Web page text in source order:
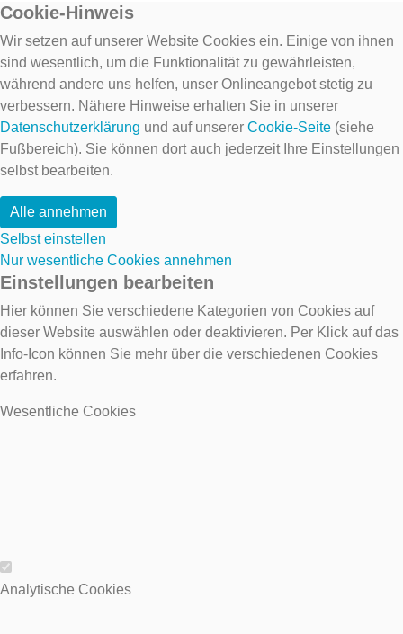
Cookie-Hinweis
Wir setzen auf unserer Website Cookies ein. Einige von ihnen
sind wesentlich, um die Funktionalität zu gewährleisten,
während andere uns helfen, unser Onlineangebot stetig zu
verbessern. Nähere Hinweise erhalten Sie in unserer
Datenschutzerklärung und auf unserer Cookie-Seite (siehe
Fußbereich). Sie können dort auch jederzeit Ihre Einstellungen
selbst bearbeiten.
Alle annehmen
Selbst einstellen
Nur wesentliche Cookies annehmen
Einstellungen bearbeiten
Hier können Sie verschiedene Kategorien von Cookies auf
dieser Website auswählen oder deaktivieren. Per Klick auf das
Info-Icon können Sie mehr über die verschiedenen Cookies
erfahren.
Wesentliche Cookies
Wesentliche Cookies
Analytische Cookies